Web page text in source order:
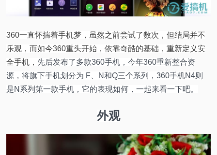
频
科
360一直怀揣着手机梦，虽然之前尝试了数次，但结局并不
乐观，而如今360重头开始，依靠奇酷的基础，重新定义安
全手机， 先后发布了多款360手机，今年360重新整合资
源，将旗下手机划分为 F、N和Q三个系列，360手机N4则
是N系列第一款手机，它的表现如何，一起来看一下吧。
外观